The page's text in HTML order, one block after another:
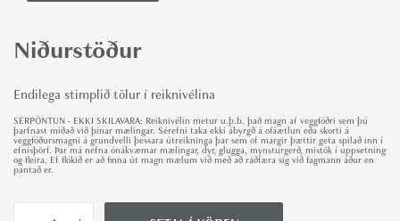
Niðurstöður
Endilega stimplið tölur í reiknivélina
SÉRPÖNTUN - EKKI SKILAVARA: Reiknivélin metur u.þ.b. það magn af veggfóðri sem þú
þarfnast miðað við þínar mælingar. Sérefni taka ekki ábyrgð á ofáætlun eða skorti á
veggfóðursmagni á grundvelli þessara útreikninga þar sem of margir þættir geta spilað inn í
efnisþörf. Þar má nefna ónákvæmar mælingar, dyr, glugga, mynsturgerð, mistök í uppsetningu
og fleira. Ef flókið er að finna út magn mælum við með að ráðfæra sig við fagmann áður en
pantað er.